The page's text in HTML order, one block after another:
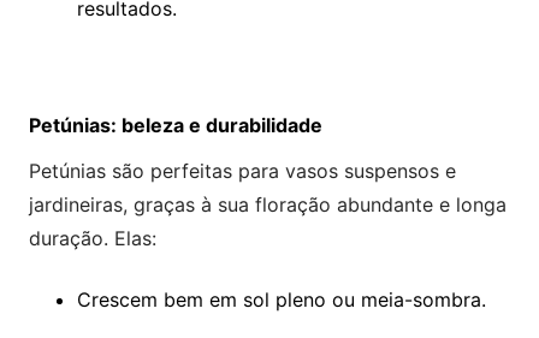
resultados.
Petúnias: beleza e durabilidade
Petúnias são perfeitas para vasos suspensos e
jardineiras, graças à sua floração abundante e longa
duração. Elas:
Crescem bem em sol pleno ou meia-sombra.